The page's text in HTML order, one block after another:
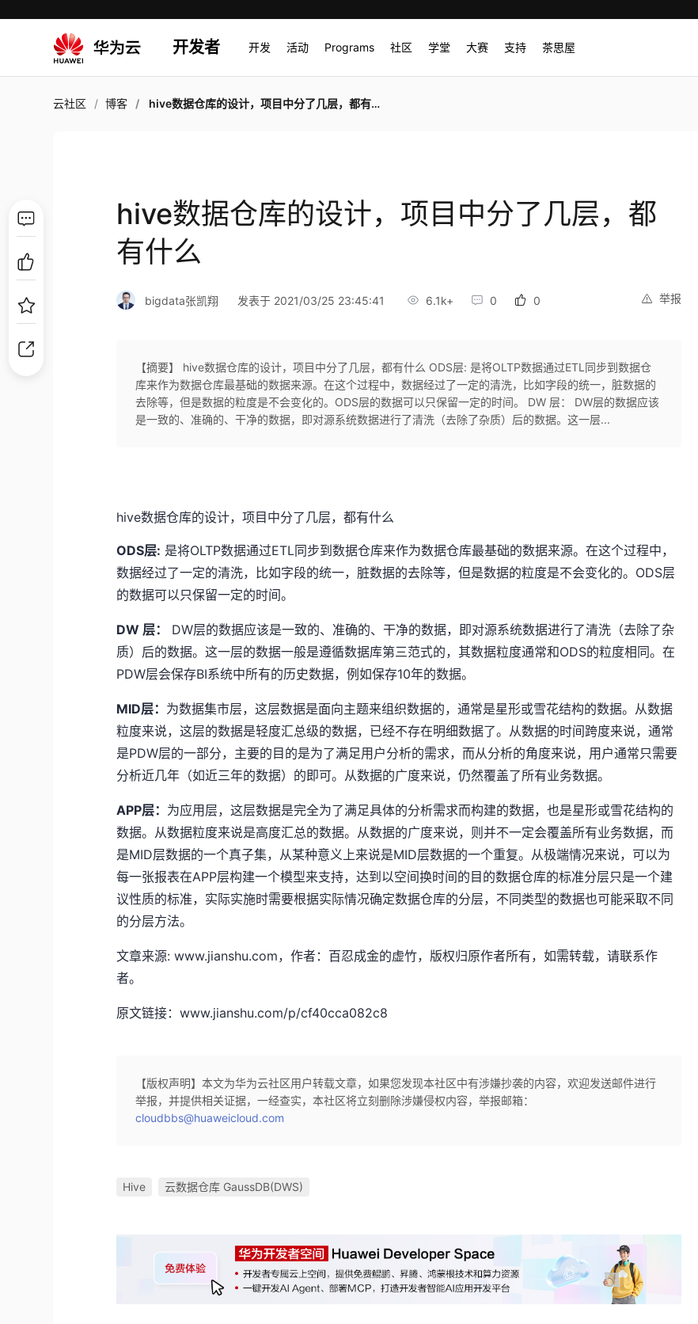
开发者 开发 活动 Programs 社区 学堂 大赛 支持 茶思屋
云社区 博客 hive数据仓库的设计，项目中分了几层，都有什么
hive数据仓库的设计，项目中分了几层，都
有什么
举报
bigdata张凯翔 发表于 2021/03/25 23:45:41 6.1k+ 0 0
【摘要】 hive数据仓库的设计，项目中分了几层，都有什么 ODS层: 是将OLTP数据通过ETL同步到数据仓
库来作为数据仓库最基础的数据来源。在这个过程中，数据经过了一定的清洗，比如字段的统一，脏数据的
去除等，但是数据的粒度是不会变化的。ODS层的数据可以只保留一定的时间。 DW 层： DW层的数据应该
是一致的、准确的、干净的数据，即对源系统数据进行了清洗（去除了杂质）后的数据。这一层...
hive数据仓库的设计，项目中分了几层，都有什么
ODS层: 是将OLTP数据通过ETL同步到数据仓库来作为数据仓库最基础的数据来源。在这个过程中，
数据经过了一定的清洗，比如字段的统一，脏数据的去除等，但是数据的粒度是不会变化的。ODS层
的数据可以只保留一定的时间。
DW 层：
DW层的数据应该是一致的、准确的、干净的数据，即对源系统数据进行了清洗（去除了杂
质）后的数据。这一层的数据一般是遵循数据库第三范式的，其数据粒度通常和ODS的粒度相同。在
PDW层会保存BI系统中所有的历史数据，例如保存10年的数据。
MID层： 为数据集市层，这层数据是面向主题来组织数据的，通常是星形或雪花结构的数据。从数据
粒度来说，这层的数据是轻度汇总级的数据，已经不存在明细数据了。从数据的时间跨度来说，通常
是PDW层的一部分，主要的目的是为了满足用户分析的需求，而从分析的角度来说，用户通常只需要
分析近几年（如近三年的数据）的即可。从数据的广度来说，仍然覆盖了所有业务数据。
APP层： 为应用层，这层数据是完全为了满足具体的分析需求而构建的数据，也是星形或雪花结构的
数据。从数据粒度来说是高度汇总的数据。从数据的广度来说，则并不一定会覆盖所有业务数据，而
是MID层数据的一个真子集，从某种意义上来说是MID层数据的一个重复。从极端情况来说，可以为
每一张报表在APP层构建一个模型来支持，达到以空间换时间的目的数据仓库的标准分层只是一个建
议性质的标准，实际实施时需要根据实际情况确定数据仓库的分层，不同类型的数据也可能采取不同
的分层方法。
文章来源: www.jianshu.com，作者：百忍成金的虚竹，版权归原作者所有，如需转载，请联系作
者。
原文链接：www.jianshu.com/p/cf40cca082c8
【版权声明】本文为华为云社区用户转载文章，如果您发现本社区中有涉嫌抄袭的内容，欢迎发送邮件进行
举报，并提供相关证据，一经查实，本社区将立刻删除涉嫌侵权内容，举报邮箱：
cloudbbs@huaweicloud.com
Hive 云数据仓库 GaussDB(DWS)